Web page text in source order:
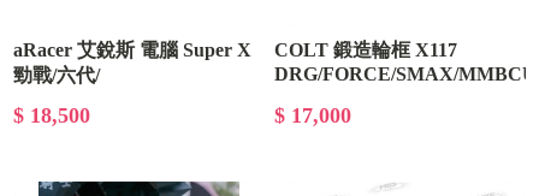
aRacer 艾銳斯 電腦 Super X
勁戰/六代/
$ 18,500
COLT 鍛造輪框 X117
DRG/FORCE/SMAX/MMBCU
$ 17,000